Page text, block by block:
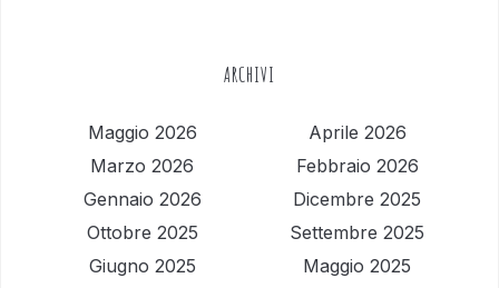
ARCHIVI
Maggio 2026
Aprile 2026
Marzo 2026
Febbraio 2026
Gennaio 2026
Dicembre 2025
Ottobre 2025
Settembre 2025
Giugno 2025
Maggio 2025